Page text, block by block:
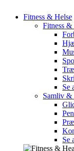
Fitness & Helse
Fitness &
Se
Samliv &
Se